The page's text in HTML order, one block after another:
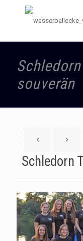
souverän
Schledorn